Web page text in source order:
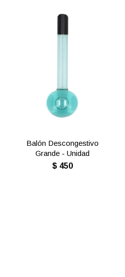
Balón Descongestivo
Grande - Unidad
$ 450